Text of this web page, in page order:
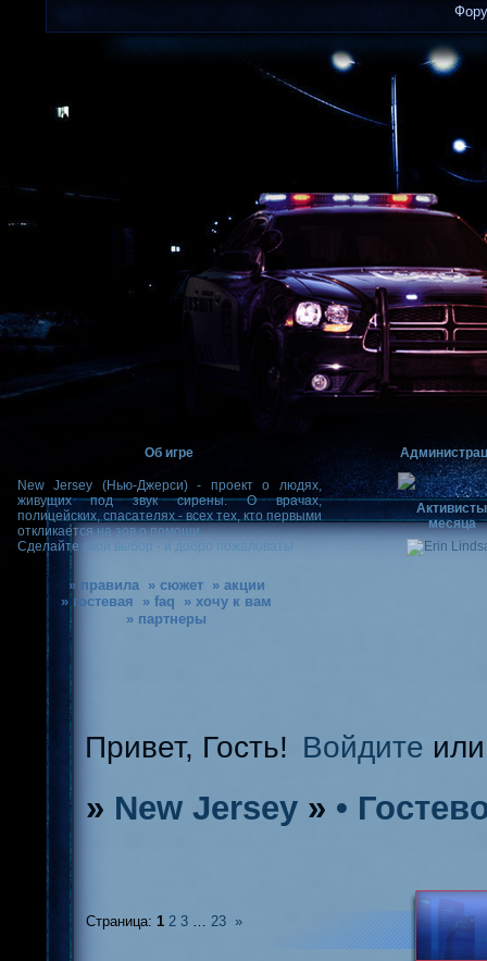
Об игре
New Jersey (Нью-Джерси) - проект о людях,
живущих под звук сирены. О врачах,
полицейских, спасателях - всех тех, кто первыми
откликается на зов о помощи.
Сделайте свой выбор - и добро пожаловать!
» правила » сюжет
» акции
» гостевая
» faq
» хочу к вам
» партнеры
Активисты
месяца
Привет, Гость! Войдите
» New Jersey » •
Страница: 1 2 3 … 23 »